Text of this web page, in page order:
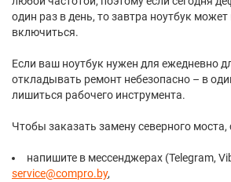
один раз в день, то завтра ноутбук может
включиться.
Если ваш ноутбук нужен для ежедневно
откладывать ремонт небезопасно – в
лишиться рабочего инструмента.
Чтобы заказать замену северного
напишите в мессенджерах (Telegram,
service@compro.by,